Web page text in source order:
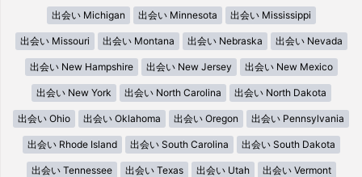
出会い Michigan 出会い Minnesota 出会い Mississippi
出会い Missouri 出会い Montana 出会い Nebraska 出会い Nevada
出会い New Hampshire 出会い New Jersey 出会い New Mexico
出会い New York 出会い North Carolina 出会い North Dakota
出会い Ohio 出会い Oklahoma 出会い Oregon 出会い Pennsylvania
出会い Rhode Island 出会い South Carolina 出会い South Dakota
出会い Tennessee 出会い Texas 出会い Utah 出会い Vermont